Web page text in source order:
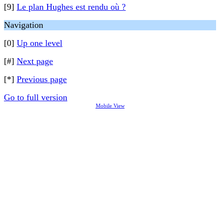
[9] Le plan Hughes est rendu où ?
Navigation
[0] Up one level
[#] Next page
[*] Previous page
Go to full version
Mobile View